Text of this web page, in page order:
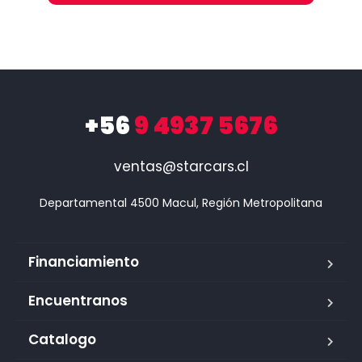
+569 4937 5676
ventas@starcars.cl
Financiamiento
Encuentranos
Catalogo